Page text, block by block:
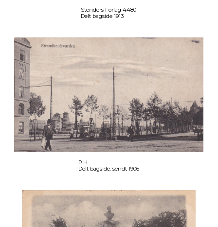
Stenders Forlag 4480
Delt bagside 1913
P.H.
Delt bagside. sendt 1906